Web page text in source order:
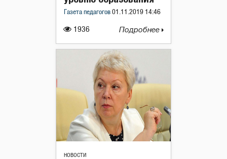
1936
Газета педагогов 01.11.2019 14:46
Подробнее
НОВОСТИ